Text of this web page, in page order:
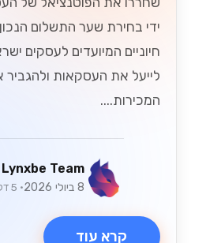
ליעילה יותר....
Lynxbe Team